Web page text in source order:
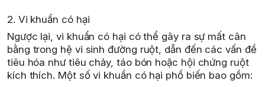
2. Vi khuẩn có hại
Ngược lại, vi khuẩn có hại có thể gây ra sự mất cân
bằng trong hệ vi sinh đường ruột, dẫn đến các vấn đề
tiêu hóa như tiêu chảy, táo bón hoặc hội chứng ruột
kích thích. Một số vi khuẩn có hại phổ biến bao gồm: